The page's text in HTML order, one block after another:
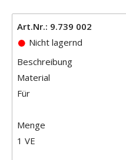
Art.Nr.: 9.739 002
Nicht lagernd
Beschreibung
Material
Für
Menge
1 VE